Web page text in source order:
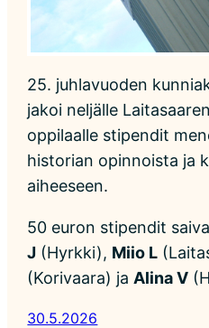
25. juhlavuoden
jakoi neljälle
oppilaalle stipendit
historian opinnoista ja
aiheeseen.
50 euron stipendit
J (Hyrkki), Miio L
(Korivaara) ja Alina V
30.5.2026